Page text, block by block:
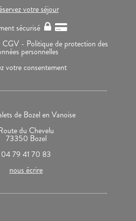
votre séjour
sécurisé
CGV - Politique de protection des
personnelles
votre consentement
de Bozel en Vanoise
du Chevelu
73350 Bozel
04 79 41 70 83
nous écrire